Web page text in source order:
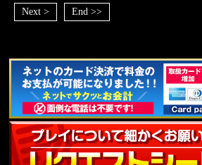
Next >
End >>